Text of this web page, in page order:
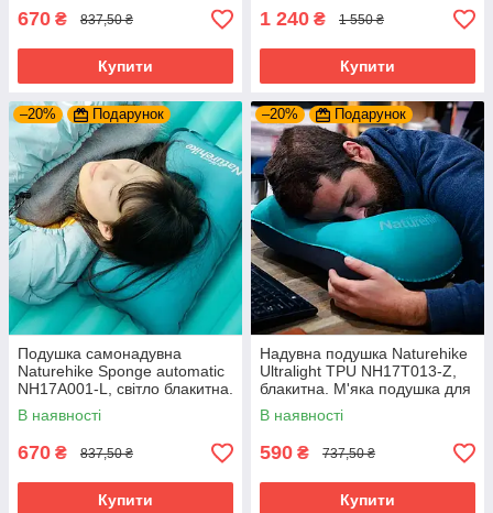
670 ₴ 837,50 ₴
Купити
1 240 ₴ 1 550 ₴
Купити
–20% Подарунок
Подушка самонадувна
Naturehike Sponge automatic
NH17A001-L, світло блакитна.
Надувна подушка для
туризму
В наявності
670 ₴ 837,50 ₴
Купити
–20% Подарунок
Надувна подушка Naturehike
Ultralight TPU NH17T013-Z,
блакитна. М'яка подушка для
дому, туризму, риболовлі
В наявності
590 ₴ 737,50 ₴
Купити